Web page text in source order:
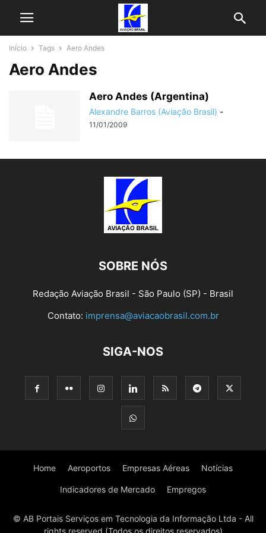
Início Tags Aero Andes
Aero Andes
Aero Andes (Argentina)
Alexandre Barros (Aviação Brasil) -
11/01/2009
SOBRE NÓS
Redação Aviação Brasil - São Paulo (SP) - Brasil
Contato: imprensa@aviacaobrasil.com.br
SIGA-NOS
Home Aeroportos Empresas Aéreas Notícias
Indicadores de Mercado Empregos
© AB Portais Serviços em Tecnologia da Informação Ltda - All
rights reserved (Todos os direitos reservados)